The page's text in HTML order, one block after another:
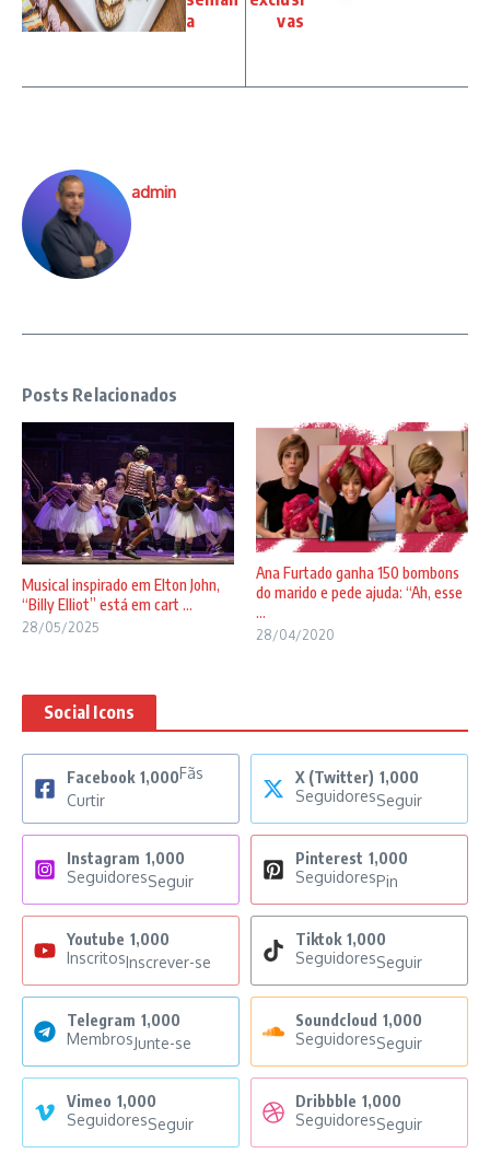
a
vas
admin
Posts Relacionados
Musical inspirado em Elton John,
“Billy Elliot” está em cart ...
28/05/2025
Ana Furtado ganha 150 bombons
do marido e pede ajuda: “Ah, esse
...
28/04/2020
Social Icons
Facebook 1,000Fãs
Curtir
X (Twitter) 1,000
SeguidoresSeguir
Instagram 1,000
SeguidoresSeguir
Pinterest 1,000
SeguidoresPin
Youtube 1,000
InscritosInscrever-se
Tiktok 1,000
SeguidoresSeguir
Telegram 1,000
MembrosJunte-se
Soundcloud 1,000
SeguidoresSeguir
Vimeo 1,000
SeguidoresSeguir
Dribbble 1,000
SeguidoresSeguir